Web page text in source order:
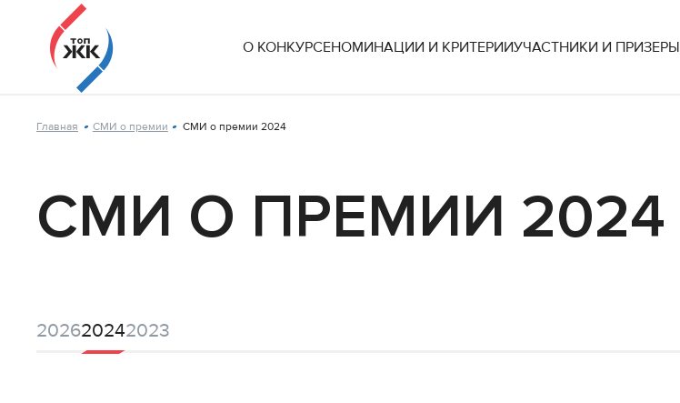
О КОНКУРСЕНОМИНАЦИИ И КРИТЕРИИУЧАСТНИКИ И ПРИЗЕРЫ
Главная СМИ о премии СМИ о премии 2024
СМИ О ПРЕМИИ 2024
202620242023